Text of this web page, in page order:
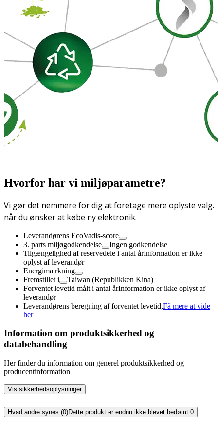
Hvorfor har vi miljøparametre?
Vi gør det nemmere for dig at foretage mere oplyste valg.
når du ønsker at købe ny elektronik.
Leverandørens EcoVadis-score
3. parts miljøgodkendelse
Ingen godkendelse
Tilgængelighed af reservedele i antal årInformation er ikke
oplyst af leverandør
Energimærkning
Fremstillet i
Taiwan (Republikken Kina)
Forventet levetid målt i antal årInformation er ikke oplyst af
leverandør
Leverandørens beregning af forventet levetid,Få mere at vide
her
Information om produktsikkerhed og
databehandling
Her finder du information om generel produktsikkerhed og
producentinformation
Vis sikkerhedsoplysninger
Hvad andre synes (0)Dette produkt er endnu ikke blevet bedømt. 0